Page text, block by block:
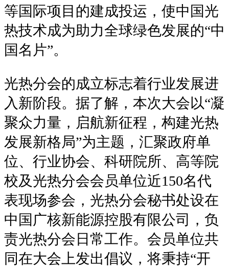
等国际项目的建成投运，使中国光
热技术成为助力全球绿色发展的“中
国名片”。
光热分会的成立标志着行业发展进
入新阶段。据了解，本次大会以“凝
聚众力量，启航新征程，构建光热
发展新格局”为主题，汇聚政府单
位、行业协会、科研院所、高等院
校及光热分会会员单位近150名代
表现场参会，光热分会秘书处设在
中国广核新能源控股有限公司，负
责光热分会日常工作。会员单位共
同在大会上发出倡议，将秉持“开